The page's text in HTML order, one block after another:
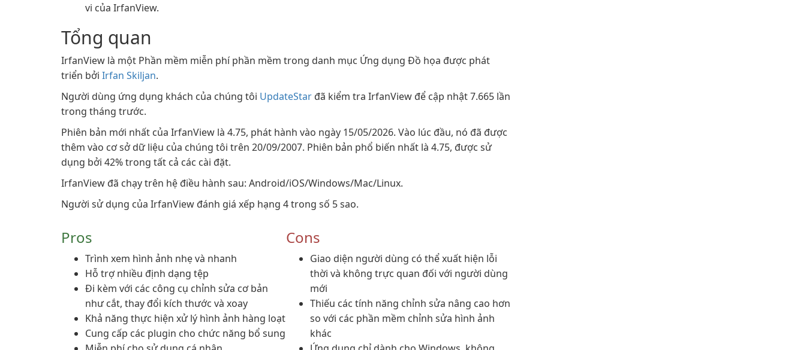
vi của IrfanView.
Tổng quan
IrfanView là một Phần mềm miễn phí phần mềm trong danh mục Ứng dụng Đồ họa được phát
triển bởi Irfan Skiljan.
Người dùng ứng dụng khách của chúng tôi UpdateStar đã kiểm tra IrfanView để cập nhật 7.665 lần
trong tháng trước.
Phiên bản mới nhất của IrfanView là 4.75, phát hành vào ngày 15/05/2026. Vào lúc đầu, nó đã được
thêm vào cơ sở dữ liệu của chúng tôi trên 20/09/2007. Phiên bản phổ biến nhất là 4.75, được sử
dụng bởi 42% trong tất cả các cài đặt.
IrfanView đã chạy trên hệ điều hành sau: Android/iOS/Windows/Mac/Linux.
Người sử dụng của IrfanView đánh giá xếp hạng 4 trong số 5 sao.
Pros
Trình xem hình ảnh nhẹ và nhanh
Hỗ trợ nhiều định dạng tệp
Đi kèm với các công cụ chỉnh sửa cơ bản
như cắt, thay đổi kích thước và xoay
Khả năng thực hiện xử lý hình ảnh hàng loạt
Cung cấp các plugin cho chức năng bổ sung
Cons
Giao diện người dùng có thể xuất hiện lỗi
thời và không trực quan đối với người dùng
mới
Thiếu các tính năng chỉnh sửa nâng cao hơn
so với các phần mềm chỉnh sửa hình ảnh
khác